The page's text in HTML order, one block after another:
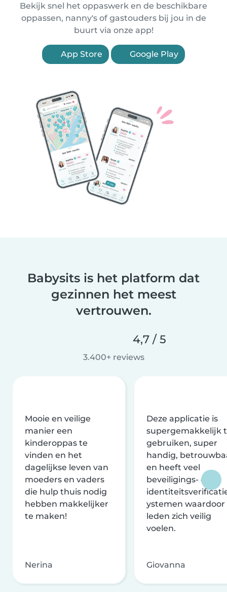
Bekijk snel het oppaswerk en de beschikbare
oppassen, nanny's of gastouders bij jou in de
buurt via onze app!
App Store Google Play
Babysits is het platform dat
gezinnen het meest
vertrouwen.
4,7 / 5
3.400+ reviews
Mooie en veilige
manier een
kinderoppas te
vinden en het
dagelijkse leven van
moeders en vaders
die hulp thuis nodig
hebben makkelijker
te maken!
Nerina
Deze applicatie is
supergemakkelijk
gebruiken, super
handig,
en heeft veel
beveiligings- en
ystemen waardoor
leden zich veilig
voelen.
Giovanna